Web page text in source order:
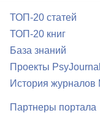
ТОП-20 статей
ТОП-20 книг
База знаний
Проекты
История
Партнеры портала